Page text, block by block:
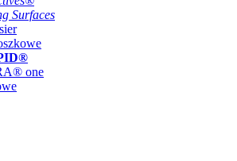
Surfaces
one